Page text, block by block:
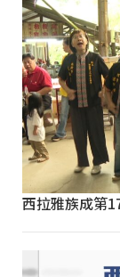
西拉雅族成第